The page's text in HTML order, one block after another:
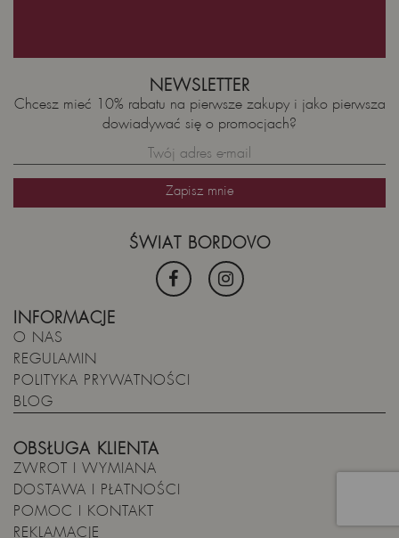
INFORMACJE
O NAS
REGULAMIN
POLITYKA PRYWATNOŚCI
BLOG
OBSŁUGA KLIENTA
ZWROT I WYMIANA
DOSTAWA I PŁATNOŚCI
POMOC I KONTAKT
REKLAMACJE
ŚWIAT BORDOVO
NEWSLETTER
Chcesz mieć 10% rabatu na pierwsze zakupy i jako pierwsza
dowiadywać się o promocjach?